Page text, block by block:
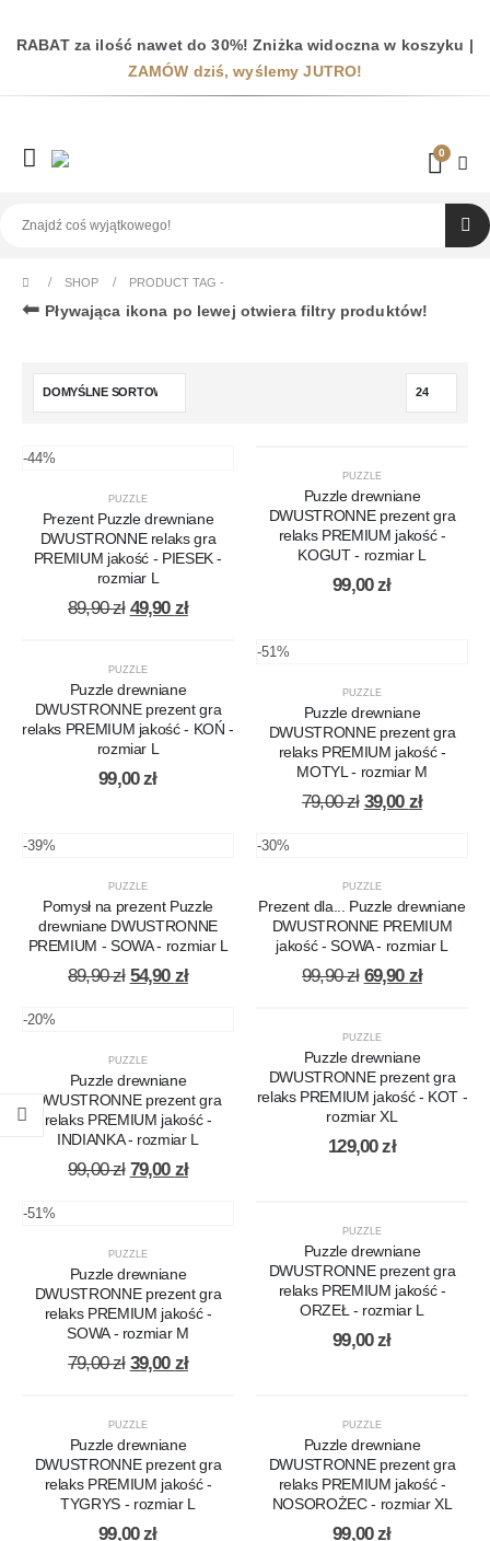
RABAT za ilość nawet do 30%! Zniżka widoczna w koszyku |
ZAMÓW dziś, wyślemy JUTRO!
0
SHOP PRODUCT TAG -
⬅ Pływająca ikona po lewej otwiera filtry produktów!
-44%
PUZZLE
Prezent Puzzle drewniane
DWUSTRONNE relaks gra
PREMIUM jakość - PIESEK -
rozmiar L
89,90zł Original
price
49,90 złCurrent
PUZZLE
Puzzle drewniane
DWUSTRONNE prezent gra
relaks PREMIUM jakość -
KOGUT - rozmiar L
99,00zł
PUZZLE
Puzzle drewniane
DWUSTRONNE prezent gra
relaks PREMIUM jakość - KOŃ -
rozmiar L
99,00zł
-51%
PUZZLE
Puzzle drewniane
DWUSTRONNE prezent gra
relaks PREMIUM jakość -
MOTYL - rozmiar M
79,00zł Original
price
39,00 złCurrent
-39%
PUZZLE
Pomysł na prezent Puzzle
drewniane DWUSTRONNE
PREMIUM - SOWA - rozmiar L
89,90zł Original
price
54,90 złCurrent
-30%
PUZZLE
Prezent dla... Puzzle drewniane
DWUSTRONNE PREMIUM
jakość - SOWA - rozmiar L
99,90zł Original
price
69,90 złCurrent
-20%
PUZZLE
Puzzle drewniane
DWUSTRONNE prezent gra
relaks PREMIUM jakość -
INDIANKA - rozmiar L
99,00zł Original
price
79,00 złCurrent
PUZZLE
Puzzle drewniane
DWUSTRONNE prezent gra
relaks PREMIUM jakość - KOT -
rozmiar XL
129,00zł
-51%
PUZZLE
Puzzle drewniane
DWUSTRONNE prezent gra
relaks PREMIUM jakość -
SOWA - rozmiar M
79,00zł Original
price
39,00 złCurrent
PUZZLE
Puzzle drewniane
DWUSTRONNE prezent gra
relaks PREMIUM jakość -
ORZEŁ - rozmiar L
99,00zł
PUZZLE
Puzzle drewniane
DWUSTRONNE prezent gra
relaks PREMIUM jakość -
TYGRYS - rozmiar L
99,00zł
PUZZLE
Puzzle drewniane
DWUSTRONNE prezent gra
relaks PREMIUM jakość -
NOSOROŻEC - rozmiar XL
99,00zł